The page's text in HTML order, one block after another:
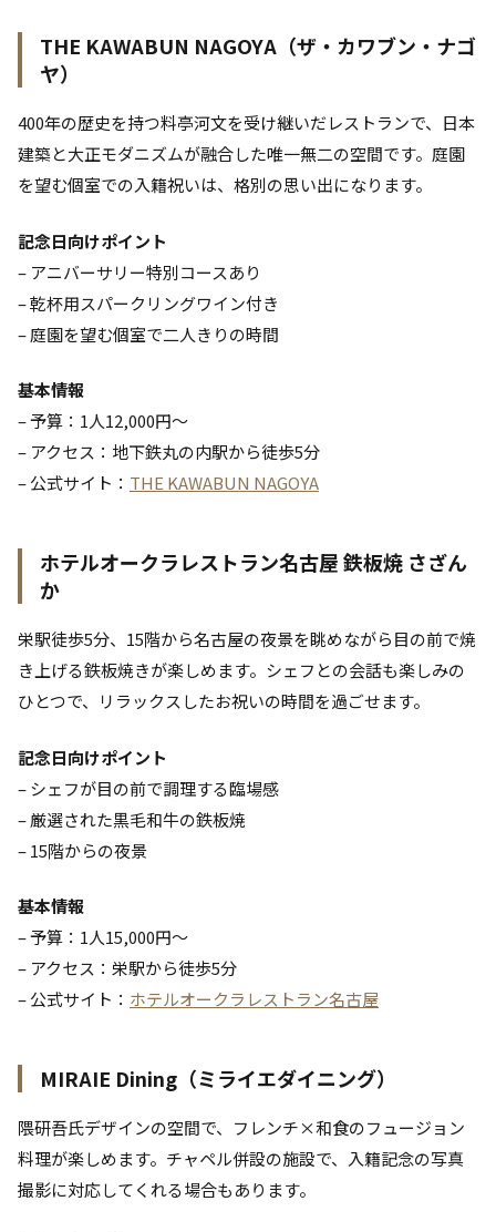
THE KAWABUN NAGOYA（ザ・カワブン・ナゴ
ヤ）
400年の歴史を持つ料亭河文を受け継いだレストランで、日本
建築と大正モダニズムが融合した唯一無二の空間です。庭園
を望む個室での入籍祝いは、格別の思い出になります。
記念日向けポイント
– アニバーサリー特別コースあり
– 乾杯用スパークリングワイン付き
– 庭園を望む個室で二人きりの時間
基本情報
– 予算：1人12,000円〜
– アクセス：地下鉄丸の内駅から徒歩5分
– 公式サイト： THE KAWABUN NAGOYA
ホテルオークラレストラン名古屋 鉄板焼 さざん
か
栄駅徒歩5分、15階から名古屋の夜景を眺めながら目の前で焼
き上げる鉄板焼きが楽しめます。シェフとの会話も楽しみの
ひとつで、リラックスしたお祝いの時間を過ごせます。
記念日向けポイント
– シェフが目の前で調理する臨場感
– 厳選された黒毛和牛の鉄板焼
– 15階からの夜景
基本情報
– 予算：1人15,000円〜
– アクセス：栄駅から徒歩5分
– 公式サイト： ホテルオークラレストラン名古屋
MIRAIE Dining（ミライエダイニング）
隈研吾氏デザインの空間で、フレンチ×和食のフュージョン
料理が楽しめます。チャペル併設の施設で、入籍記念の写真
撮影に対応してくれる場合もあります。